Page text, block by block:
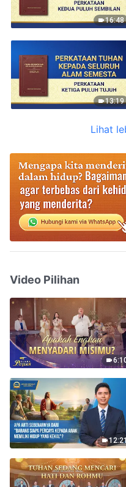
16:48
13:19
Lihat
Video Pilihan
12:21